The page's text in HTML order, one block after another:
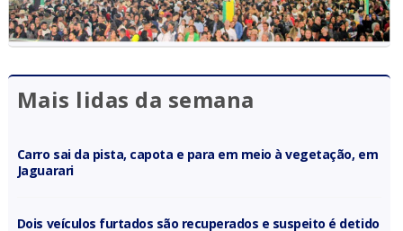
Mais lidas da semana
Carro sai da pista, capota e para em meio à vegetação, em